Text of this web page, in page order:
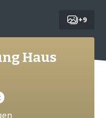
+9
Haus